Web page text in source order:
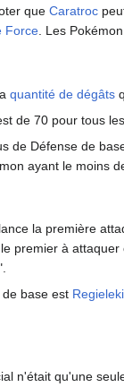
que Caratroc
Force . Les
quantité de dégâts
de 70 pour tous
de Défense de
ayant le moins
la première
premier à
base est Regieleki
n'était qu'une